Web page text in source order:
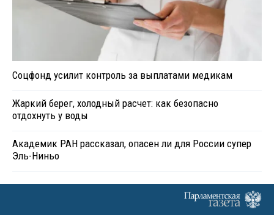
Соцфонд усилит контроль за выплатами медикам
Жаркий берег, холодный расчет: как безопасно
отдохнуть у воды
Академик РАН рассказал, опасен ли для России супер
Эль-Ниньо